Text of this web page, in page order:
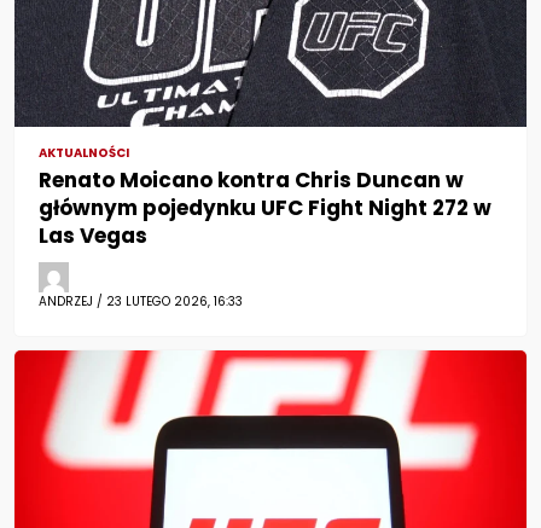
AKTUALNOŚCI
Renato Moicano kontra Chris Duncan w
głównym pojedynku UFC Fight Night 272 w
Las Vegas
ANDRZEJ / 23 LUTEGO 2026, 16:33